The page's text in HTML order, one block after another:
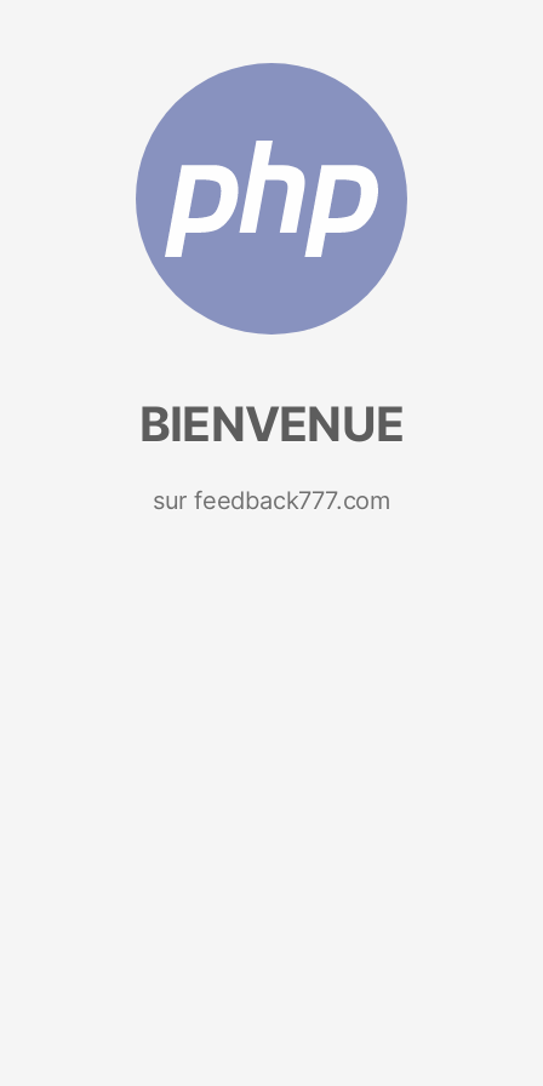
BIENVENUE
sur feedback777.com